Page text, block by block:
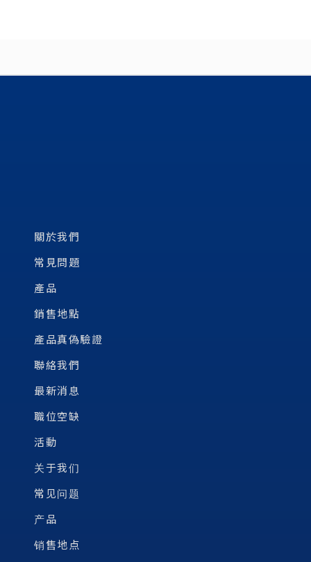
關於我們
常見問題
產品
銷售地點
產品真偽驗證
聯絡我們
最新消息
職位空缺
活動
关于我们
常见问题
产品
销售地点